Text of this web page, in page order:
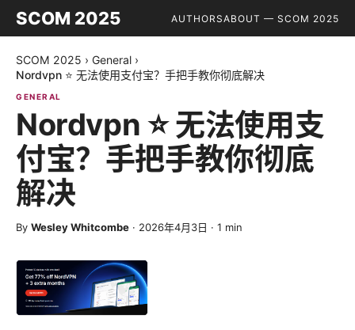
SCOM 2025 AUTHORSABOUT — SCOM 2025
SCOM 2025 › General ›
Nordvpn ⭐ 无法使用支付宝？手把手教你彻底解决
GENERAL
Nordvpn ⭐ 无法使用支
付宝？手把手教你彻底
解决
By Wesley Whitcombe · 2026年4月3日 · 1 min